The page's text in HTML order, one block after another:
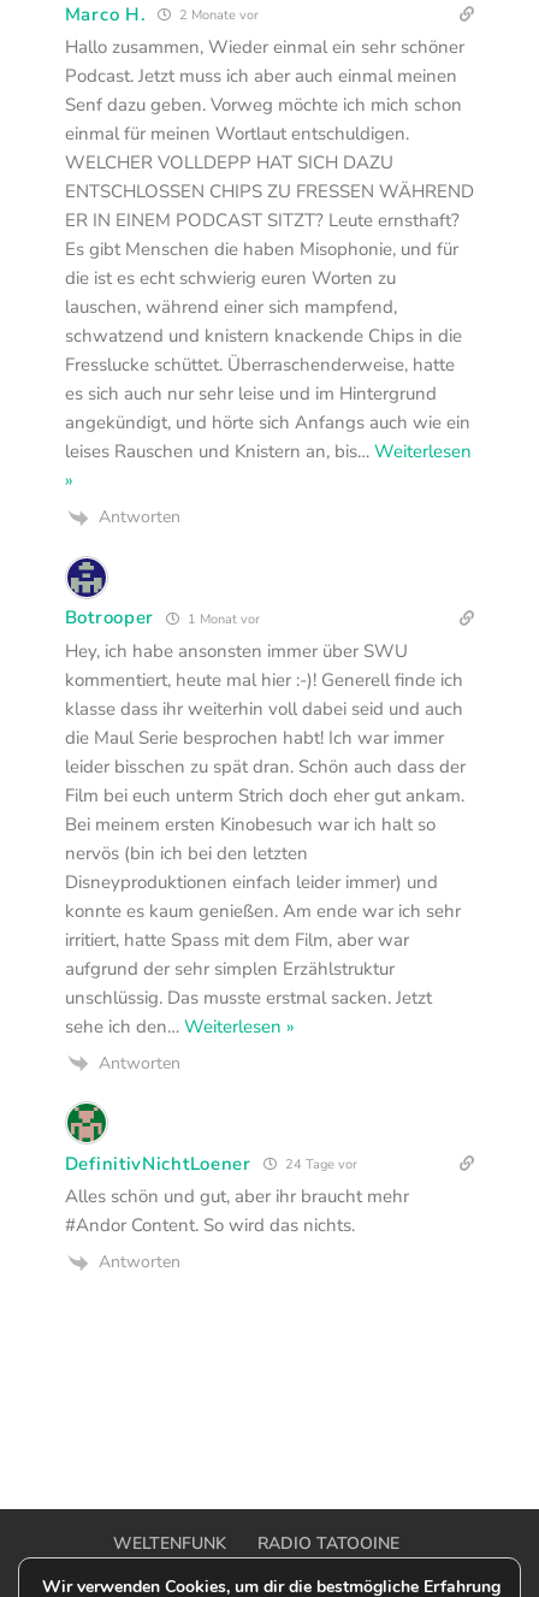
Marco H. 2 Monate vor
Hallo zusammen, Wieder einmal ein sehr schöner
Podcast. Jetzt muss ich aber auch einmal meinen
Senf dazu geben. Vorweg möchte ich mich schon
einmal für meinen Wortlaut entschuldigen.
WELCHER VOLLDEPP HAT SICH DAZU
ENTSCHLOSSEN CHIPS ZU FRESSEN WÄHREND
ER IN EINEM PODCAST SITZT? Leute ernsthaft?
Es gibt Menschen die haben Misophonie, und für
die ist es echt schwierig euren Worten zu
lauschen, während einer sich mampfend,
schwatzend und knistern knackende Chips in die
Fresslucke schüttet. Überraschenderweise, hatte
es sich auch nur sehr leise und im Hintergrund
angekündigt, und hörte sich Anfangs auch wie ein
leises Rauschen und Knistern an, bis… Weiterlesen
»
Antworten
Botrooper 1 Monat vor
Hey, ich habe ansonsten immer über SWU
kommentiert, heute mal hier :-)! Generell finde ich
klasse dass ihr weiterhin voll dabei seid und auch
die Maul Serie besprochen habt! Ich war immer
leider bisschen zu spät dran. Schön auch dass der
Film bei euch unterm Strich doch eher gut ankam.
Bei meinem ersten Kinobesuch war ich halt so
nervös (bin ich bei den letzten
Disneyproduktionen einfach leider immer) und
konnte es kaum genießen. Am ende war ich sehr
irritiert, hatte Spass mit dem Film, aber war
aufgrund der sehr simplen Erzählstruktur
unschlüssig. Das musste erstmal sacken. Jetzt
sehe ich den… Weiterlesen »
Antworten
DefinitivNichtLoener 24 Tage vor
Alles schön und gut, aber ihr braucht mehr
#Andor Content. So wird das nichts.
Antworten
WELTENFUNK
RADIO TATOOINE
OUTER RIM TALK
OFF-MODEL ONE SHOT
Wir verwenden Cookies, um dir die bestmögliche Erfahrung